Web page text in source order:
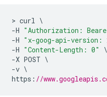
> curl \
-H "Authorization: Bearer
-H "x-goog-api-version:
-H "Content-Length: 0"
\
-X POST \
-v \
https : //